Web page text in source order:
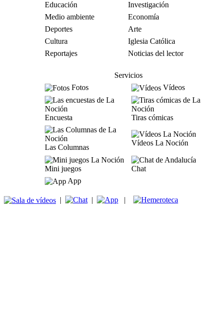
Educación
Investigación
Medio ambiente
Economía
Deportes
Arte
Cultura
Iglesia Católica
Reportajes
Noticias del lector
Servicios
Fotos
Vídeos
Encuesta Tiras cómicas
Las Columnas
Vídeos La Noción
Mini juegos
Chat
App
| | |